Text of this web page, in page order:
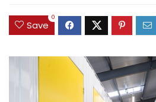
Save
0